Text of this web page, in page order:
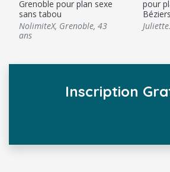
Grenoble pour plan sexe
sans tabou
NolimiteX, Grenoble,43
ans
pour
Béziers
Inscription